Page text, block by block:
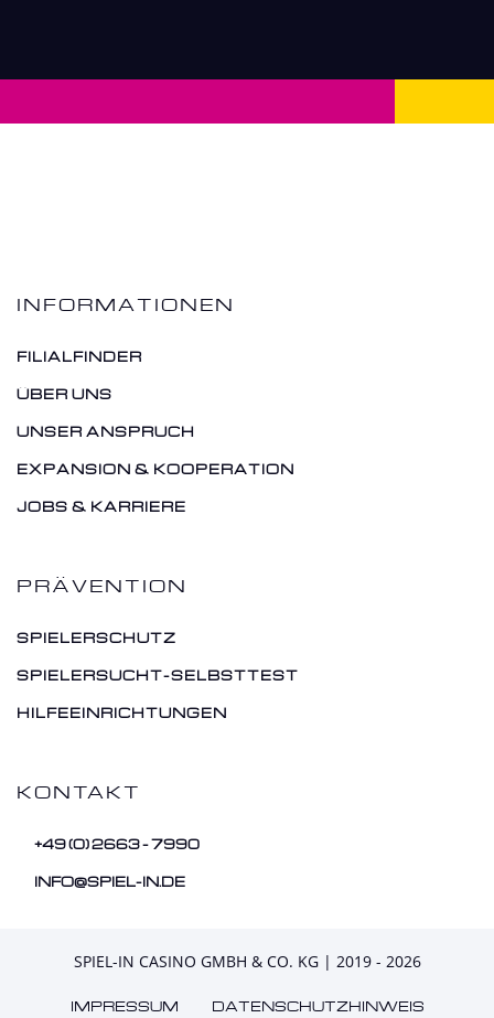
INFORMATIONEN
FILIALFINDER
ÜBER UNS
UNSER ANSPRUCH
EXPANSION & KOOPERATION
JOBS & KARRIERE
PRÄVENTION
SPIELERSCHUTZ
SPIELERSUCHT-SELBSTTEST
HILFEEINRICHTUNGEN
KONTAKT
+49 (0) 2663 - 7990
INFO@SPIEL-IN.DE
SPIEL-IN CASINO GMBH & CO. KG | 2019 - 2026
IMPRESSUM DATENSCHUTZHINWEIS